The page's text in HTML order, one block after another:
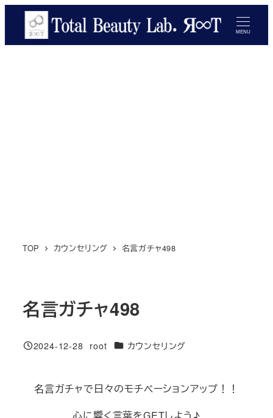
ン
MENU
TOP カウンセリング 名言ガチャ498
名言ガチャ498
投稿日
2024-12-28
著
root カテゴリー
カウンセリング
名言ガチャで日々のモチベーションアップ！！